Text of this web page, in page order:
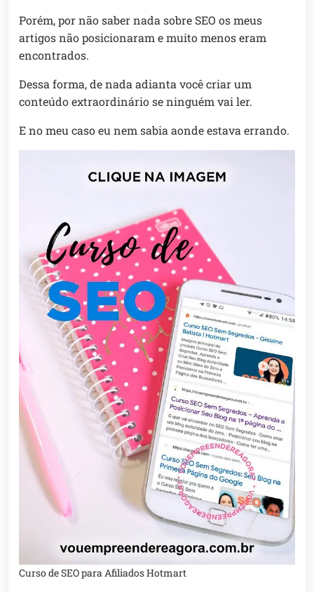
Porém, por não saber nada sobre SEO os meus
artigos não posicionaram e muito menos eram
encontrados.
Dessa forma, de nada adianta você criar um
conteúdo extraordinário se ninguém vai ler.
E no meu caso eu nem sabia aonde estava errando.
Curso de SEO para Afiliados Hotmart